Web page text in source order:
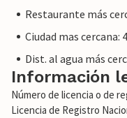
Restaurante más
Ciudad mas cercana:
Dist. al agua más
Información
Número de licencia o de
Licencia de Registro